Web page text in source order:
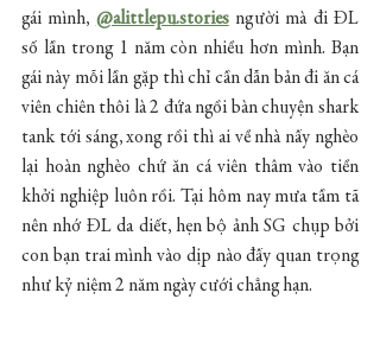
gái mình, @alittlepu.stories người mà đi ĐL
số lần trong 1 năm còn nhiều hơn mình. Bạn
gái này mỗi lần gặp thì chỉ cần dẫn bản đi ăn cá
viên chiên thôi là 2 đứa ngồi bàn chuyện shark
tank tới sáng, xong rồi thì ai về nhà nấy nghèo
lại hoàn nghèo chứ ăn cá viên thâm vào tiền
khởi nghiệp luôn rồi. Tại hôm nay mưa tầm tã
nên nhớ ĐL da diết, hẹn bộ ảnh SG chụp bởi
con bạn trai mình vào dịp nào đấy quan trọng
như kỷ niệm 2 năm ngày cưới chẳng hạn.